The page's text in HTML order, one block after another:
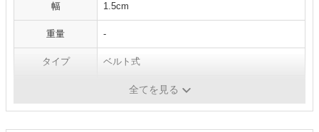
幅 1.5cm
重量 -
タイプ ベルト式
マイクロファイバーPUレザー
全てを見る